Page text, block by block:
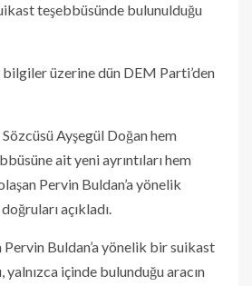
teşebbüsünde bulunulduğu
bilgiler üzerine dün DEM Parti’den
Ayşegül Doğan hem
ait yeni ayrıntıları hem
Pervin Buldan’a yönelik
açıkladı.
Pervin Buldan’a yönelik bir suikast
yalnızca içinde bulunduğu aracın